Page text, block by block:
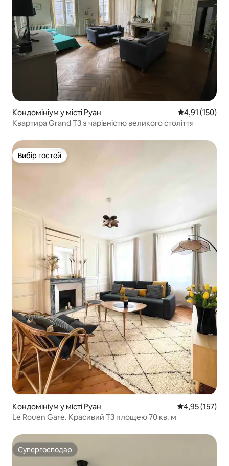
Кондомініум у місті Руан Середня
4,91 (150)
Квартира Grand T3 з чарівністю великого століття
Вибір гостей
Вибір гостей
Кондомініум у місті Руан Середня
4,95 (157)
Le Rouen Gare. Красивий T3 площею 70 кв. м
Супергосподар
Супергосподар